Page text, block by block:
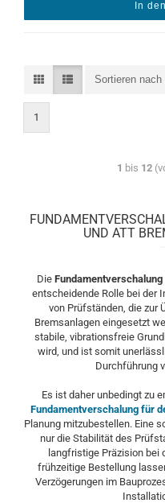
In
Sortieren nach
1
1 bis 12
UND ATT
Die
entscheidende Rolle bei der
von Prüfständen, die zur
Bremsanlagen eingesetzt
stabile, vibrationsfreie
wird, und ist somit
Durchführung
Es ist daher unbedingt zu
Fundamentverschalung für
Planung mitzubestellen. Eine
nur die Stabilität des
langfristige Präzision bei
frühzeitige Bestellung
Verzögerungen im